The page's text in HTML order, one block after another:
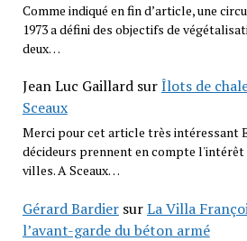
Comme indiqué en fin d’article, une
1973 a défini des objectifs de
deux…
Jean Luc GaillardsurÎlots de
Sceaux
Merci pour cet article très intéressant
décideurs prennent en compte l'intérêt
villes. A Sceaux…
Gérard BardiersurLa Villa
l’avant-garde du béton armé